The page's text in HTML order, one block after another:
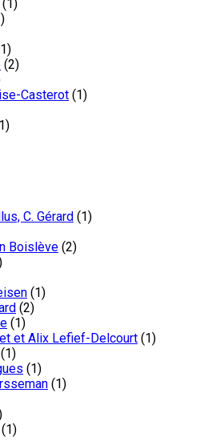
(1)
(2)
Casterot (1)
C. Gérard (1)
Boislève (2)
(1)
(2)
(1)
et Alix Lefief-Delcourt (1)
(1)
(1)
(1)
(1)